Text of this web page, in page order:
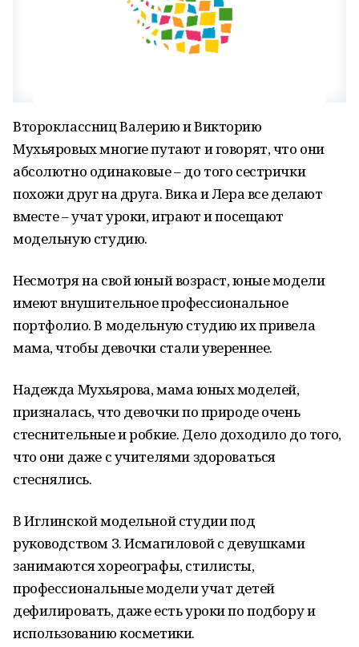
Второклассниц Валерию и Викторию
Мухьяровых многие путают и говорят, что они
абсолютно одинаковые – до того сестрички
похожи друг на друга. Вика и Лера все делают
вместе – учат уроки, играют и посещают
модельную студию.
Несмотря на свой юный возраст, юные модели
имеют внушительное профессиональное
портфолио. В модельную студию их привела
мама, чтобы девочки стали увереннее.
Надежда Мухьярова, мама юных моделей,
призналась, что девочки по природе очень
стеснительные и робкие. Дело доходило до того,
что они даже с учителями здороваться
стеснялись.
В Иглинской модельной студии под
руководством З. Исмагиловой с девушками
занимаются хореографы, стилисты,
профессиональные модели учат детей
дефилировать, даже есть уроки по подбору и
использованию косметики.